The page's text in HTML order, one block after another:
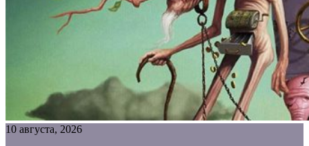
10 августа, 2026